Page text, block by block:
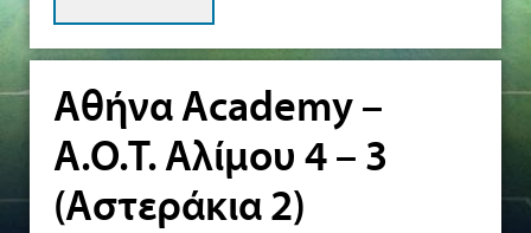
Αθήνα Αcademy –
A.O.T. Aλίμου 4 – 3
(Αστεράκια 2)